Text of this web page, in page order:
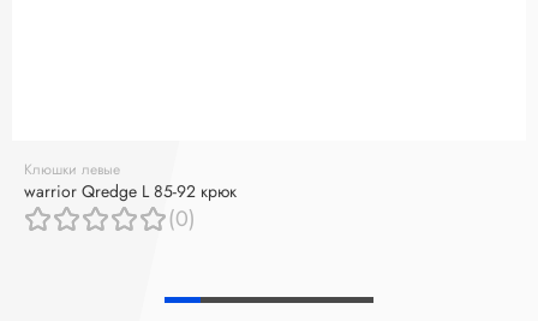
Клюшки левые
warrior Qredge L 85-92 крюк
(0)